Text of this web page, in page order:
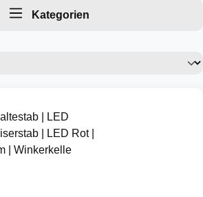
Verarbeitung und moderne
für Polizei, Feuerwehr,
Kategorien